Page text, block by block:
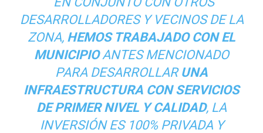
DESARROLLADORES Y VECINOS DE LA
ZONA, HEMOS TRABAJADO CON EL
MUNICIPIOANTES MENCIONADO
PARA DESARROLLAR UNA
INFRAESTRUCTURA CON SERVICIOS
DE PRIMER NIVEL Y CALIDAD, LA
INVERSIÓN ES 100% PRIVADA Y